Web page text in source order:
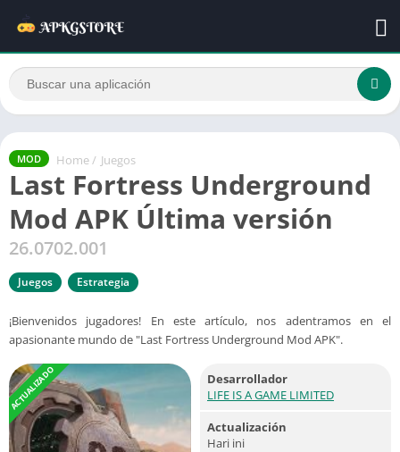
MOD Home / Juegos
Last Fortress Underground
Mod APK Última versión
26.0702.001
Juegos Estrategia
¡Bienvenidos jugadores! En este artículo, nos adentramos en el
apasionante mundo de "Last Fortress Underground Mod APK".
ACTUALIZADO
Desarrollador
LIFE IS A GAME LIMITED
Actualización
Hari ini